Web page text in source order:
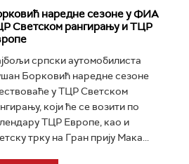
наредне сезоне у ФИА
Светском рангирању и ТЦР
српски аутомобилиста
Борковић наредне сезоне
у ТЦР Светском
који ће се возити по
ТЦР Европе, као и
трку на Гран прију Мака...